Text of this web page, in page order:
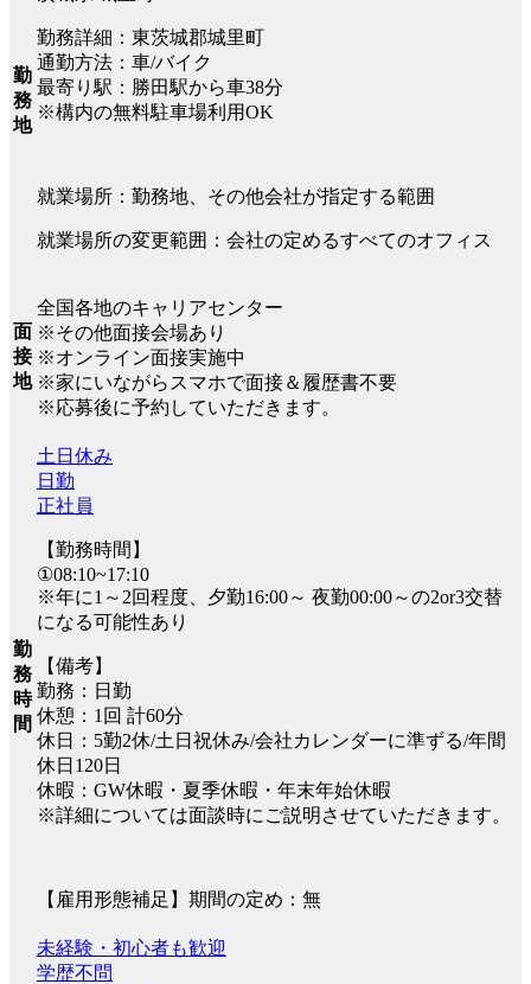
勤
務
地
勤務詳細：東茨城郡城里町
通勤方法：車/バイク
最寄り駅：勝田駅から車38分
※構内の無料駐車場利用OK
就業場所：勤務地、その他会社が指定する範囲
就業場所の変更範囲：会社の定めるすべてのオフィス
面
接
地
全国各地のキャリアセンター
※その他面接会場あり
※オンライン面接実施中
※家にいながらスマホで面接＆履歴書不要
※応募後に予約していただきます。
勤
務
時
間
土日休み
日勤
正社員
【勤務時間】
①08:10~17:10
※年に1～2回程度、夕勤16:00～ 夜勤00:00～の2or3交替
になる可能性あり
【備考】
勤務：日勤
休憩：1回 計60分
休日：5勤2休/土日祝休み/会社カレンダーに準ずる/年間
休日120日
休暇：GW休暇・夏季休暇・年末年始休暇
※詳細については面談時にご説明させていただきます。
【雇用形態補足】期間の定め：無
未経験・初心者も歓迎
学歴不問